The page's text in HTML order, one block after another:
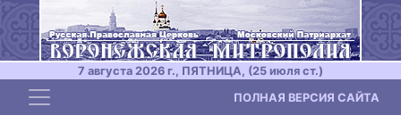
7 августа 2026 г., ПЯТНИЦА, (25 июля ст.)
Toggle navigation ПОЛНАЯ ВЕРСИЯ САЙТА